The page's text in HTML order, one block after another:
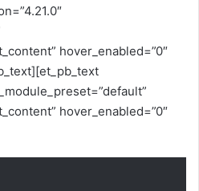
hover_enabled=”0″
hover_enabled=”0″